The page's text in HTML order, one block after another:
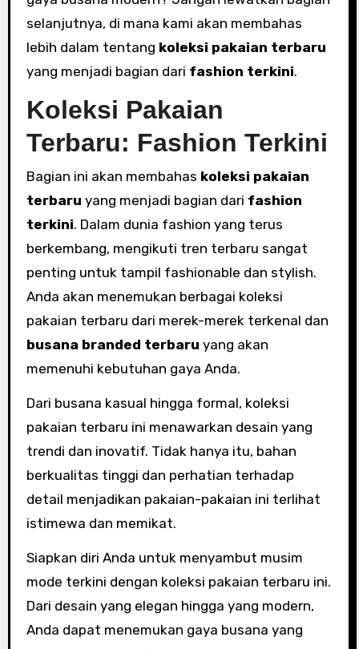
selanjutnya, di mana kami akan membahas
lebih dalam tentang koleksi pakaian terbaru
yang menjadi bagian dari fashion terkini.
Koleksi Pakaian
Terbaru: Fashion Terkini
Bagian ini akan membahas koleksi pakaian
terbaru yang menjadi bagian dari fashion
terkini. Dalam dunia fashion yang terus
berkembang, mengikuti tren terbaru sangat
penting untuk tampil fashionable dan stylish.
Anda akan menemukan berbagai koleksi
pakaian terbaru dari merek-merek terkenal dan
busana branded terbaru yang akan
memenuhi kebutuhan gaya Anda.
Dari busana kasual hingga formal, koleksi
pakaian terbaru ini menawarkan desain yang
trendi dan inovatif. Tidak hanya itu, bahan
berkualitas tinggi dan perhatian terhadap
detail menjadikan pakaian-pakaian ini terlihat
istimewa dan memikat.
Siapkan diri Anda untuk menyambut musim
mode terkini dengan koleksi pakaian terbaru ini.
Dari desain yang elegan hingga yang modern,
Anda dapat menemukan gaya busana yang